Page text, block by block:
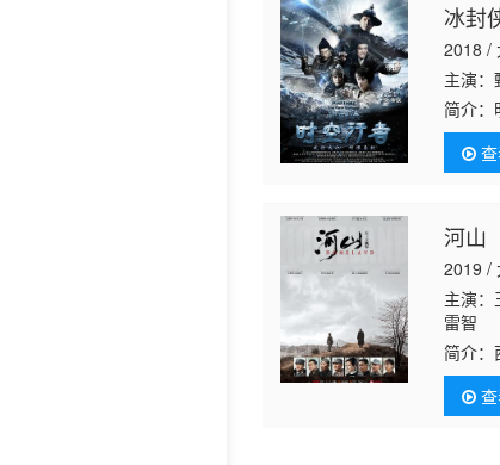
冰封
2018 /
主演
简介：
覆皇权
人的
河山
2019 /
主演：
雷智
简介：
由国共
高晓